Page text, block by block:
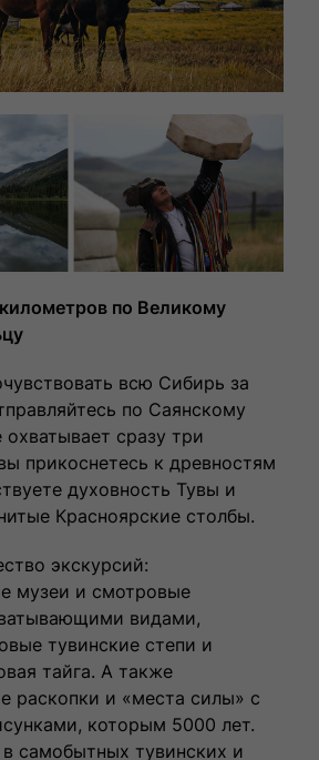
по Великому
всю Сибирь за
по Саянскому
охватывает сразу три
прикоснетесь к древностям
духовность Тувы и
Красноярские столбы.
экскурсий:
музеи и смотровые
видами,
тувинские степи и
тайга. А также
раскопки и «места силы» с
которым 5000 лет.
самобытных тувинских и